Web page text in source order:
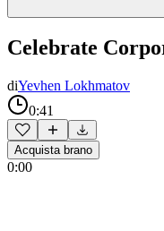
Celebrate
diYevhen Lokhmatov
0:41
Acquista brano
0:00